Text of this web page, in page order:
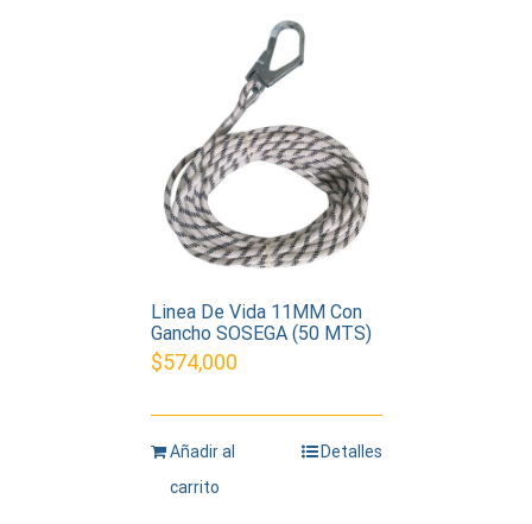
Linea De Vida 11MM Con
Gancho SOSEGA (50 MTS)
$574,000
Añadir al
carrito
Detalles